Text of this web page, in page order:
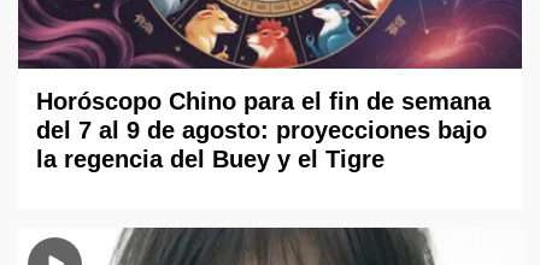
Horóscopo Chino para el fin de semana
del 7 al 9 de agosto: proyecciones bajo
la regencia del Buey y el Tigre